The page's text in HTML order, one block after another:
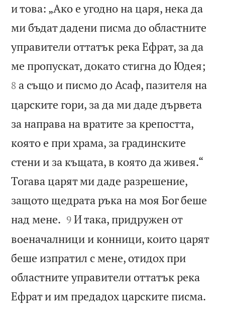
и това: „Ако е угодно на царя, нека да
ми бъдат дадени писма до областните
управители оттатък река Ефрат, за да
ме пропускат, докато стигна до Юдея;
8 а също и писмо до Асаф, пазителя на
царските гори, за да ми даде дървета
за направа на вратите за крепостта,
която е при храма, за градинските
стени и за къщата, в която да живея.“
Тогава царят ми даде разрешение,
защото щедрата ръка на моя Бог беше
над мене. 

9 И така, придружен от
военачалници и конници, които царят
беше изпратил с мене, отидох при
областните управители оттатък река
Ефрат и им предадох царските писма.